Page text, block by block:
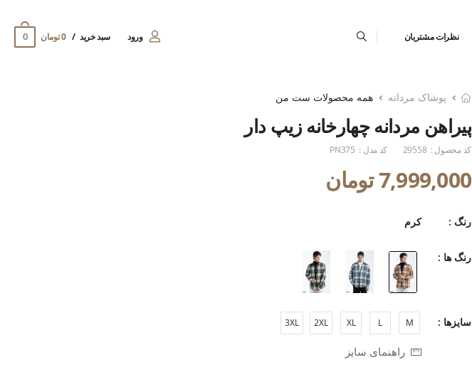
نظرات مشتریان ورود سبد خرید 0 تومان 0
پوشاک مردانه همه محصولات ست من
پیراهن مردانه چهارخانه زیپ دار
کد محصول : 29558 کد مدل : PN375
7,999,000 تومان
رنگ : کرم
رنگ ها :
سایزها : M
L
XL
2XL
3XL
راهنمای سایز